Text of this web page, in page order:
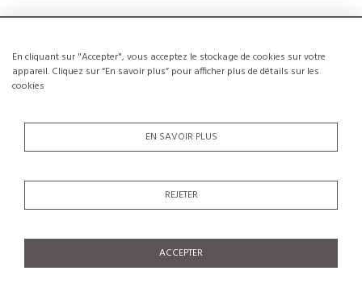
En cliquant sur "Accepter", vous acceptez le stockage de cookies sur votre
appareil. Cliquez sur “En savoir plus” pour afficher plus de détails sur les
cookies
EN SAVOIR PLUS
REJETER
ACCEPTER